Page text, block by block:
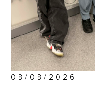
08/08/2026